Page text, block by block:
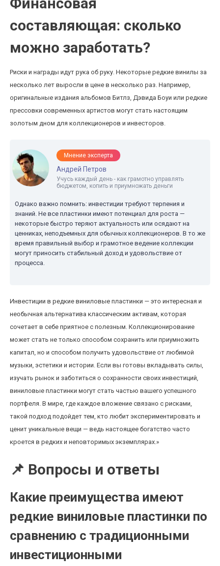
составляющая: сколько
можно заработать?
Риски и награды идут рука об руку. Некоторые редкие винилы за
несколько лет выросли в цене в несколько раз. Например,
оригинальные издания альбомов Битлз, Дэвида Боуи или редкие
прессовки современных артистов могут стать настоящим
золотым дном для коллекционеров и инвесторов.
Мнение эксперта
Андрей Петров
Учусь каждый день - как грамотно управлять
бюджетом, копить и приумножать деньги
Однако важно помнить: инвестиции требуют терпения и
знаний. Не все пластинки имеют потенциал для роста —
некоторые быстро теряют актуальность или осядают на
ценниках, неподъемных для обычных коллекционеров. В то же
время правильный выбор и грамотное ведение коллекции
могут приносить стабильный доход и удовольствие от
процесса.
Инвестиции в редкие виниловые пластинки — это интересная и
необычная альтернатива классическим активам, которая
сочетает в себе приятное с полезным. Коллекционирование
может стать не только способом сохранить или приумножить
капитал, но и способом получить удовольствие от любимой
музыки, эстетики и истории. Если вы готовы вкладывать силы,
изучать рынок и заботиться о сохранности своих инвестиций,
виниловые пластинки могут стать частью вашего успешного
портфеля. В мире, где каждое вложение связано с рисками,
такой подход подойдет тем, кто любит экспериментировать и
ценит уникальные вещи — ведь настоящее богатство часто
кроется в редких и неповторимых экземплярах.»
📌 Вопросы и ответы
Какие преимущества имеют
редкие виниловые пластинки по
сравнению с традиционными
инвестиционными